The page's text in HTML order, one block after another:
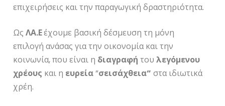
επιχειρήσεις και την παραγωγική δραστηριότητα.
ΩςΛΑ.Εέχουμε βασική δέσμευση τη μόνη
επιλογή ανάσας για την οικονομία και την
κοινωνία, που είναι η διαγραφή τουλεγόμενου
χρέους και η ευρεία”σεισάχθεια” στα ιδιωτικά
χρέη.